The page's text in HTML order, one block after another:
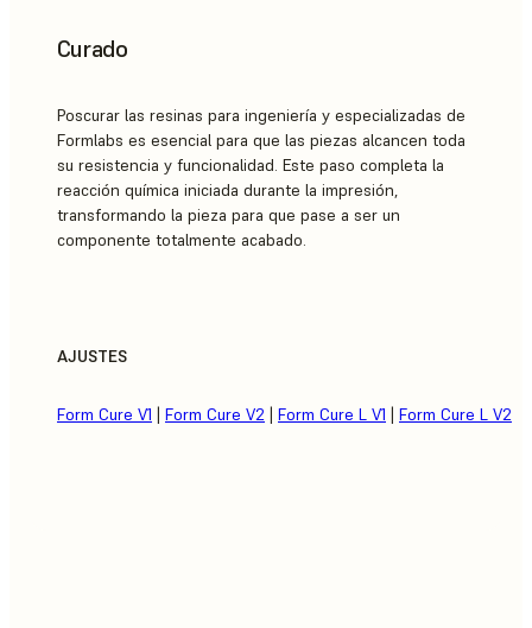
Curado
Poscurar las resinas para ingeniería y especializadas de
Formlabs es esencial para que las piezas alcancen toda
su resistencia y funcionalidad. Este paso completa la
reacción química iniciada durante la impresión,
transformando la pieza para que pase a ser un
componente totalmente acabado.
AJUSTES
Form Cure V1 | Form Cure V2 | Form Cure L V1 | Form Cure L V2